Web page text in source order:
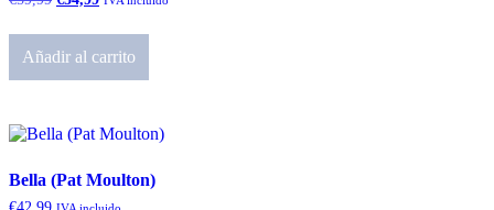
original
era:
actual
es:
Añadir al carrito
Bella (Pat Moulton)